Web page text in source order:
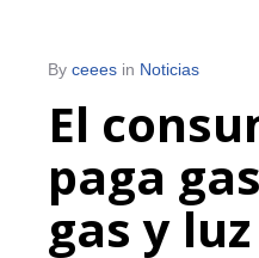
By ceees in Noticias
El
paga
gas y